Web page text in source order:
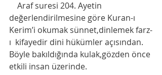
değerlendirilmesine göre Kuran-ı
Kerim’i okumak sünnet,dinlemek farz-
ı  kifayedir dini hükümler açısından.
Böyle bakıldığında kulak,gözden önce
etkili insan üzerinde.